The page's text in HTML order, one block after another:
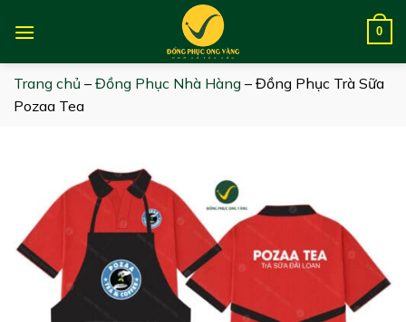
0
Trang chủ – Đồng Phục Nhà Hàng – Đồng Phục Trà Sữa
Pozaa Tea